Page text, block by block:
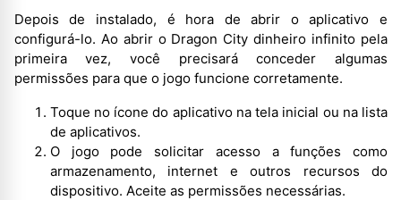
Depois de instalado, é hora de abrir o aplicativo e
configurá-lo. Ao abrir o Dragon City dinheiro infinito pela
primeira vez, você precisará conceder algumas
permissões para que o jogo funcione corretamente.
Toque no ícone do aplicativo na tela inicial ou na lista
de aplicativos.
O jogo pode solicitar acesso a funções como
armazenamento, internet e outros recursos do
dispositivo. Aceite as permissões necessárias.